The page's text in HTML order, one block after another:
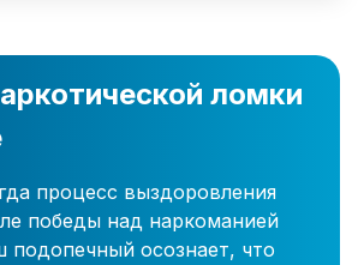
ломки
процесс выздоровления
победы над наркоманией
подопечный осознает, что